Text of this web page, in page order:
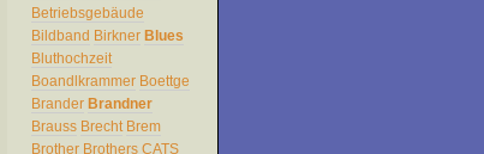
Betriebsgebäude
Bildband Birkner Blues
Bluthochzeit
Boandlkrammer Boettge
Brander Brandner
Brauss Brecht Brem
Brother Brothers CATS